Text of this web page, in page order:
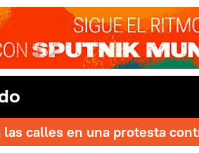
las calles en una protesta